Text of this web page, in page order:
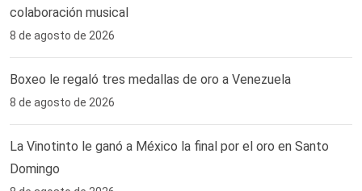
colaboración musical
8 de agosto de 2026
Boxeo le regaló tres medallas de oro a Venezuela
8 de agosto de 2026
La Vinotinto le ganó a México la final por el oro en Santo
Domingo